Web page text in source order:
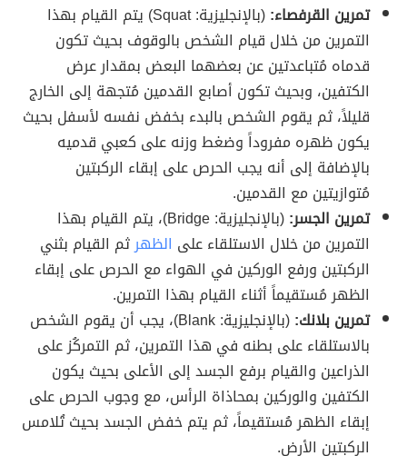
تمرين القرفصاء:
(بالإنجليزية: Squat) يتم القيام بهذا
التمرين من خلال قيام الشخص بالوقوف بحيث تكون
قدماه مُتباعدتين عن بعضهما البعض بمقدار عرض
الكتفين، وبحيث تكون أصابع القدمين مُتجهة إلى الخارج
قليلاً، ثم يقوم الشخص بالبدء بخفض نفسه لأسفل بحيث
يكون ظهره مفروداً وضغط وزنه على كعبي قدميه
بالإضافة إلى أنه يجب الحرص على إبقاء الركبتين
مُتوازيتين مع القدمين.
تمرين الجسر:
(بالإنجليزية: Bridge)، يتم القيام بهذا
التمرين من خلال الاستلقاء على الظهرثم القيام بثني
الركبتين ورفع الوركين في الهواء مع الحرص على إبقاء
الظهر مُستقيماً أثناء القيام بهذا التمرين.
تمرين بلانك:
(بالإنجليزية: Blank)، يجب أن يقوم الشخص
بالاستلقاء على بطنه في هذا التمرين، ثم التمركُز على
الذراعين والقيام برفع الجسد إلى الأعلى بحيث يكون
الكتفين والوركين بمحاذاة الرأس، مع وجوب الحرص على
إبقاء الظهر مُستقيماً، ثم يتم خفض الجسد بحيث تُلامس
الركبتين الأرض.